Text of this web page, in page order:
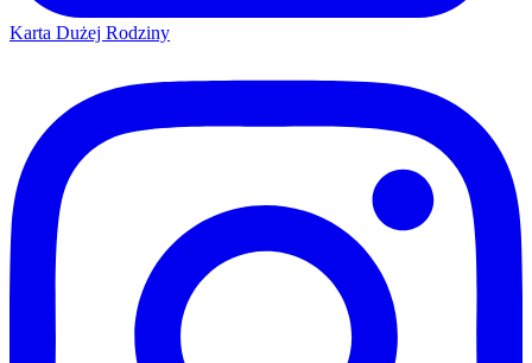
Karta Dużej Rodziny